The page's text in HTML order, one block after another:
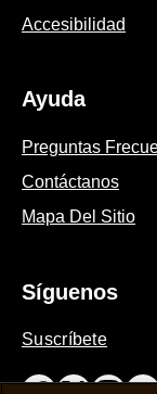
Accesibilidad
Ayuda
Preguntas
Contáctanos
Mapa Del Sitio
Síguenos
Suscríbete